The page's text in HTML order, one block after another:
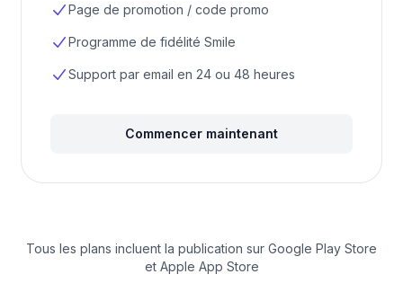
Page de promotion / code promo
Programme de fidélité Smile
Support par email en 24 ou 48 heures
Commencer maintenant
Tous les plans incluent la publication sur Google Play Store
et Apple App Store